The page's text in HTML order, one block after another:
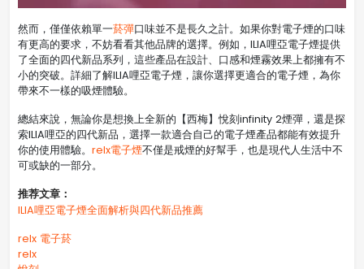
然而，僅僅依賴單一菸彈口味並不是長久之計。如果你對電子煙的口味
有更高的要求，不妨看看其他品牌的選擇。例如，ILIA哩亞電子煙提供
了全面的四代新品系列，這些產品在設計、口感和煙霧效果上都擁有不
小的突破。詳細了解ILIA哩亞電子煙，讓你選擇更適合的電子煙，為你
帶來不一樣的吸煙體驗。
總結來說，無論你是想換上全新的【西梅】悅刻infinity 2煙彈，還是探
索ILIA哩亞的四代新品，選擇一款適合自己的電子煙產品都能有效提升
你的使用體驗。 relx電子煙不僅是戒煙的好幫手，也是現代人生活中不
可或缺的一部分。
推荐文章：
ILIA哩亞電子煙全面解析與四代新品推薦
relx 電子菸
relx